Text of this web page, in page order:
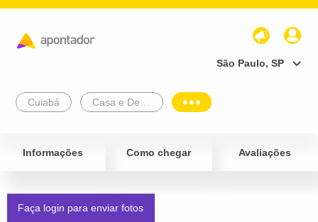
São Paulo, SP
Cuiabá
Informações Como chegar Avaliações
Faça login para enviar fotos